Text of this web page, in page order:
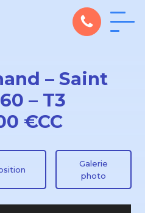
– Saint
– T3
€CC
Galerie
photo